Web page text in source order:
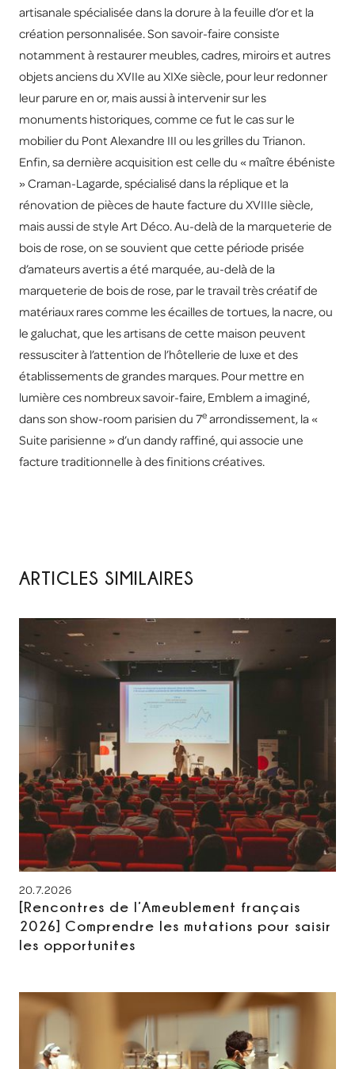
artisanale spécialisée dans la dorure à la feuille d’or et la
création personnalisée. Son savoir-faire consiste
notamment à restaurer meubles, cadres, miroirs et autres
objets anciens du XVIIe au XIXe siècle, pour leur redonner
leur parure en or, mais aussi à intervenir sur les
monuments historiques, comme ce fut le cas sur le
mobilier du Pont Alexandre III ou les grilles du Trianon.
Enfin, sa dernière acquisition est celle du « maître ébéniste
» Craman-Lagarde, spécialisé dans la réplique et la
rénovation de pièces de haute facture du XVIIIe siècle,
mais aussi de style Art Déco. Au-delà de la marqueterie de
bois de rose, on se souvient que cette période prisée
d’amateurs avertis a été marquée, au-delà de la
marqueterie de bois de rose, par le travail très créatif de
matériaux rares comme les écailles de tortues, la nacre, ou
le galuchat, que les artisans de cette maison peuvent
ressusciter à l’attention de l’hôtellerie de luxe et des
établissements de grandes marques. Pour mettre en
lumière ces nombreux savoir-faire, Emblem a imaginé,
dans son show-room parisien du 7e arrondissement, la «
Suite parisienne » d’un dandy raffiné, qui associe une
facture traditionnelle à des finitions créatives.
ARTICLES SIMILAIRES
20.7.2026
[Rencontres de l’Ameublement français
2026] Comprendre les mutations pour saisir
les opportunites